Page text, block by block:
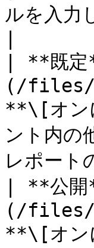
ルを入力
| **既
(/files/
**\[オン
ント内の
レポート
| **公
(/files/
**\[オン